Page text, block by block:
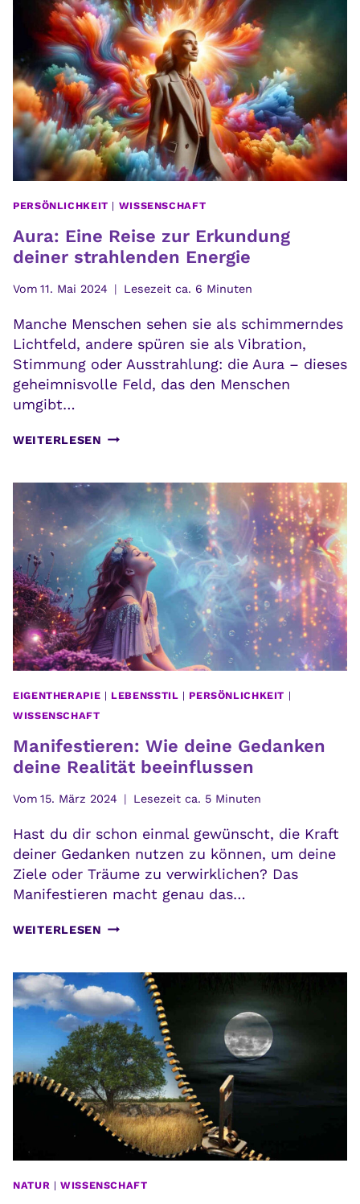
WAS
DU
WISSEN
SOLLTEST
PERSÖNLICHKEIT | WISSENSCHAFT
Aura: Eine Reise zur Erkundung
deiner strahlenden Energie
Vom 11. Mai 2024 Lesezeit ca. 6 Minuten
Manche Menschen sehen sie als schimmerndes
Lichtfeld, andere spüren sie als Vibration,
Stimmung oder Ausstrahlung: die Aura – dieses
geheimnisvolle Feld, das den Menschen
umgibt…
WEITERLESEN AURA:
ZUR
ERKUNDUNG
DEINER
STRAHLENDEN
ENERGIE
EIGENTHERAPIE | LEBENSSTIL | PERSÖNLICHKEIT |
WISSENSCHAFT
Manifestieren: Wie deine Gedanken
deine Realität beeinflussen
Vom 15. März 2024 Lesezeit ca. 5 Minuten
Hast du dir schon einmal gewünscht, die Kraft
deiner Gedanken nutzen zu können, um deine
Ziele oder Träume zu verwirklichen? Das
Manifestieren macht genau das…
WEITERLESEN MANIFESTIEREN:
GEDANKEN
DEINE
REALITÄT
BEEINFLUSSEN
NATUR |WISSENSCHAFT